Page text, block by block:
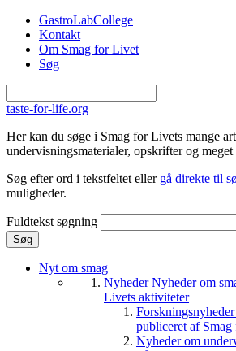
Gå til hovedindhold
GastroLabCollege
Kontakt
Om Smag for Livet
Søg
taste-for-life.org
Her kan du søge i Smag for Livets mange
undervisningsmaterialer, opskrifter og meget
Søg efter ord i tekstfeltet eller gå direkte til
muligheder.
Fuldtekst søgning
Nyt om smag
NyhederNyheder om
Livets aktiviteter
Forskningsnyheder
publiceret af
Nyheder om